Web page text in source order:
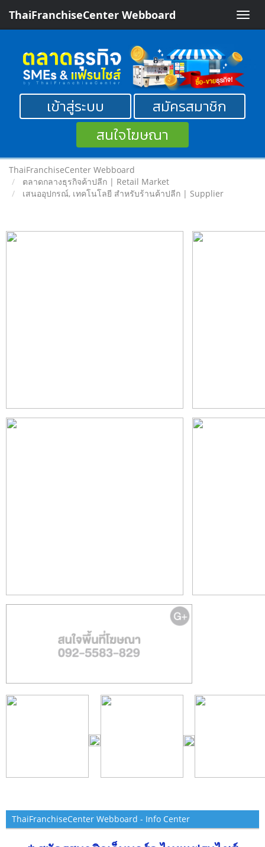
Toggle
ThaiFranchiseCenter Webboard
เข้าสู่ระบบ
สมัครสมาชิก
สนใจโฆษณา
ThaiFranchiseCenter Webboard
ตลาดกลางธุรกิจค้าปลีก | Retail Market
เสนออุปกรณ์, เทคโนโลยี สำหรับร้านค้าปลีก | Supplier
ThaiFranchiseCenter Webboard - Info Center